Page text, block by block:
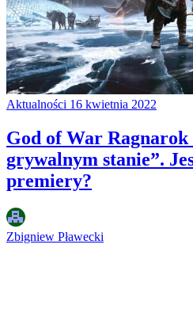
Aktualności 16 kwietnia 2022
God of War
grywalnym stanie”.
premiery?
Zbigniew Pławecki